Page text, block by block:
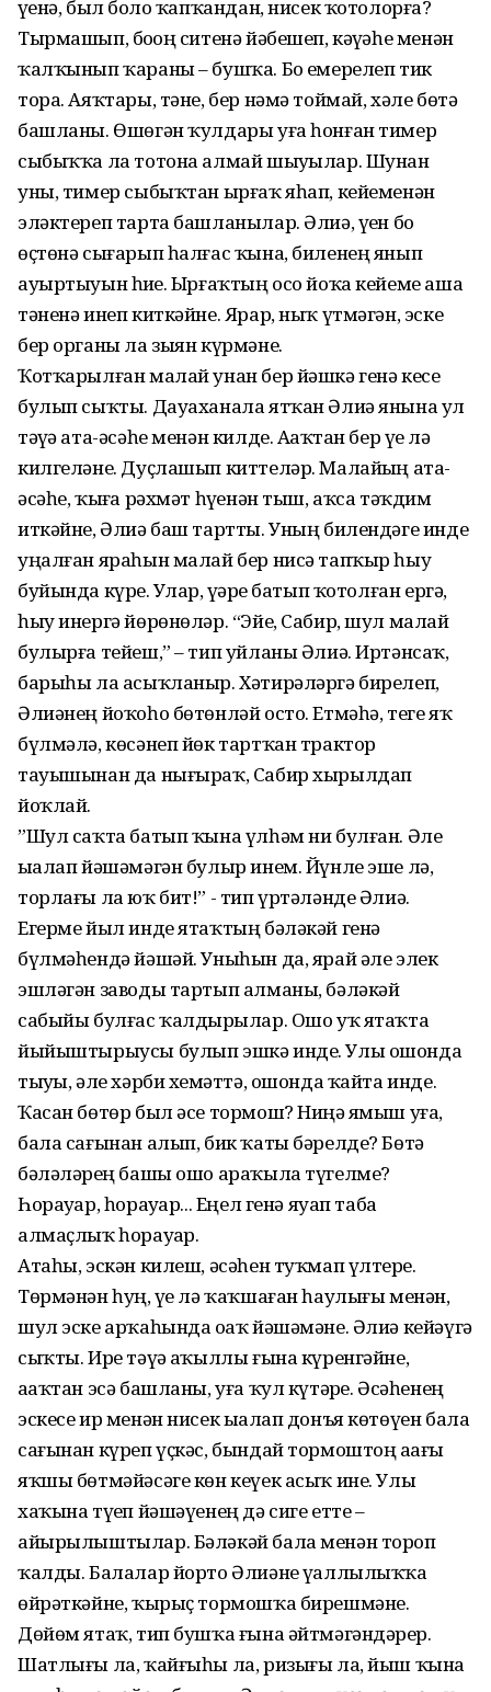
үҙенә, был боҙло ҡапҡандан, нисек ҡотолорға?
Тырмашып, боҙҙоң ситенә йәбешеп, кәүҙәһе менән
ҡалҡынып ҡараны – бушҡа. Боҙ емерелеп тик
тора. Аяҡтары, тәне, бер нәмә тоймай, хәле бөтә
башланы. Өшөгән ҡулдары уға һонған тимер
сыбыҡҡа ла тотона алмай шыуҙылар. Шунан
уны, тимер сыбыҡтан ырғаҡ яһап, кейеменән
эләктереп тарта башланылар. Әлиә, үҙен боҙ
өҫтөнә сығарып һалғас ҡына, биленең янып
ауыртыуын һиҙҙе. Ырғаҡтың осо йоҡа кейеме аша
тәненә инеп киткәйне. Ярар, ныҡ үтмәгән, эске
бер органы ла зыян күрмәне.
Ҡотҡарылған малай унан бер йәшкә генә кесе
булып сыҡты. Дауаханала ятҡан Әлиә янына ул
тәүҙә ата-әсәһе менән килде. Аҙаҡтан бер үҙе лә
килгеләне. Дуҫлашып киттеләр. Малайҙың ата-
әсәһе, ҡыҙға рәхмәт һүҙенән тыш, аҡса тәҡдим
иткәйне, Әлиә баш тартты. Уның билендәге инде
уңалған яраһын малай бер нисә тапҡыр һыу
буйында күрҙе. Улар, үҙҙәре батып ҡотолған ергә,
һыу инергә йөрөнөләр. “Эйе, Сабир, шул малай
булырға тейеш,” – тип уйланы Әлиә. Иртәнсаҡ,
барыһы ла асыҡланыр. Хәтирәләргә бирелеп,
Әлиәнең йоҡоһо бөтөнләй осто. Етмәһә, теге яҡ
бүлмәлә, көсәнеп йөк тартҡан трактор
тауышынан да нығыраҡ, Сабир хырылдап
йоҡлай.
”Шул саҡта батып ҡына үлһәм ни булған. Әле
ыҙалап йәшәмәгән булыр инем. Йүнле эше лә,
торлағы ла юҡ бит!” - тип үртәләнде Әлиә.
Егерме йыл инде ятаҡтың бәләкәй генә
бүлмәһендә йәшәй. Уныһын да, ярай әле элек
эшләгән заводы тартып алманы, бәләкәй
сабыйы булғас ҡалдырҙылар. Ошо уҡ ятаҡта
йыйыштырыусы булып эшкә инде. Улы ошонда
тыуҙы, әле хәрби хеҙмәттә, ошонда ҡайта инде.
Ҡасан бөтөр был әсе тормош? Ниңә яҙмыш уға,
бала сағынан алып, бик ҡаты бәрелде? Бөтә
бәләләрҙең башы ошо араҡыла түгелме?
Һорауҙар, һорауҙар... Еңел генә яуап таба
алмаҫлыҡ һорауҙар.
Атаһы, эскән килеш, әсәһен туҡмап үлтерҙе.
Төрмәнән һуң, үҙе лә ҡаҡшаған һаулығы менән,
шул эске арҡаһында оҙаҡ йәшәмәне. Әлиә кейәүгә
сыҡты. Ире тәүҙә аҡыллы ғына күренгәйне,
аҙаҡтан эсә башланы, уға ҡул күтәрҙе. Әсәһенең
эскесе ир менән нисек ыҙалап донъя көтөүен бала
сағынан күреп үҫкәс, бындай тормоштоң аҙағы
яҡшы бөтмәйәсәге көн кеүек асыҡ ине. Улы
хаҡына түҙеп йәшәүенең дә сиге етте –
айырылыштылар. Бәләкәй бала менән тороп
ҡалды. Балалар йорто Әлиәне үҙаллылыҡҡа
өйрәткәйне, ҡырыҫ тормошҡа бирешмәне.
Дөйөм ятаҡ, тип бушҡа ғына әйтмәгәндәрҙер.
Шатлығы ла, ҡайғыһы ла, ризығы ла, йыш ҡына